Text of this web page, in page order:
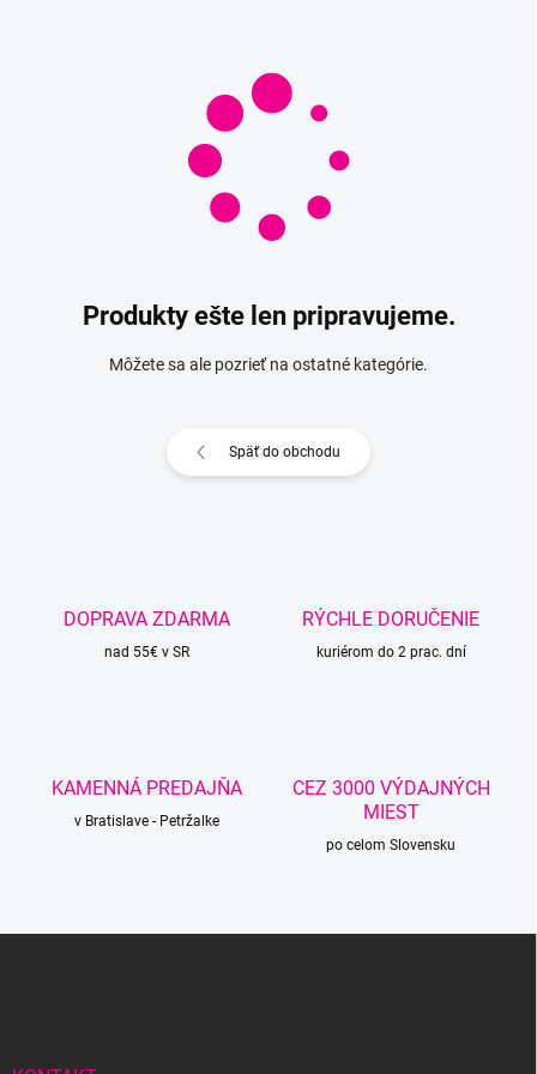
Produkty ešte len pripravujeme.
Môžete sa ale pozrieť na ostatné kategórie.
Späť do obchodu
DOPRAVA ZDARMA
nad 55€ v SR
RÝCHLE DORUČENIE
kuriérom do 2 prac. dní
KAMENNÁ PREDAJŇA
v Bratislave - Petržalke
CEZ 3000 VÝDAJNÝCH
MIEST
po celom Slovensku